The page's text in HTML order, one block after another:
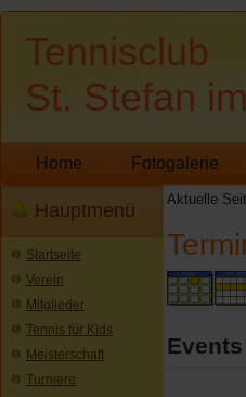
Tennisclub
St. Stefan
Home Fotogalerie
Hauptmenü
Startseite
Verein
Mitglieder
Tennis für Kids
Meisterschaft
Turniere
Aktuelle